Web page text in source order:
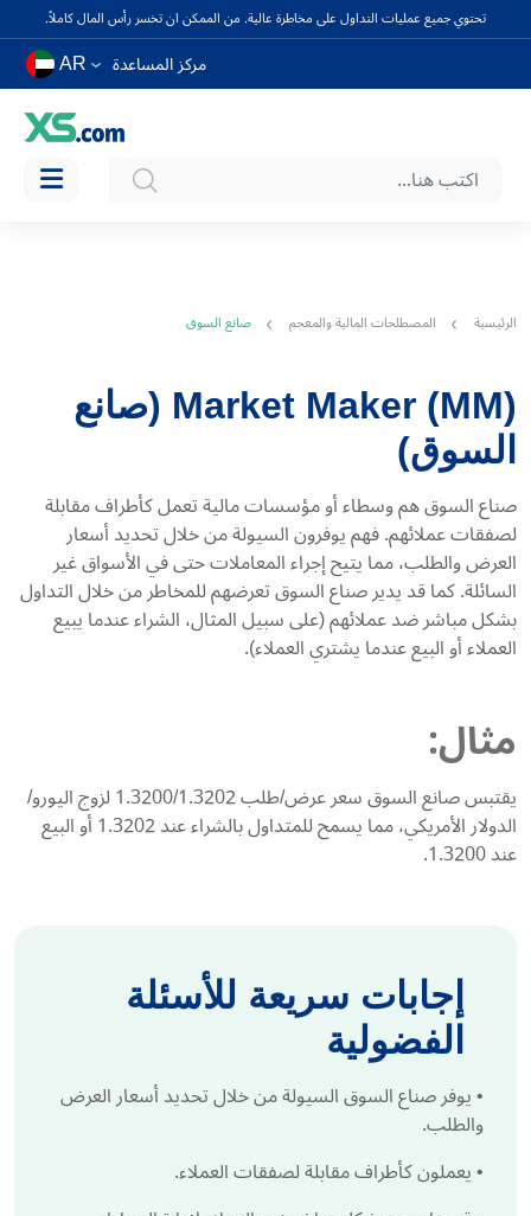
تحتوي جميع عمليات التداول على مخاطرة عالية. من الممكن ان تخسر رأس المال كاملاً.
مركز المساعدة AR
الرئيسية المصطلحات المالية والمعجم صانع السوق
Market Maker (MM) (صانع
السوق)
صناع السوق هم وسطاء أو مؤسسات مالية تعمل كأطراف مقابلة
لصفقات عملائهم. فهم يوفرون السيولة من خلال تحديد أسعار
العرض والطلب، مما يتيح إجراء المعاملات حتى في الأسواق غير
السائلة. كما قد يدير صناع السوق تعرضهم للمخاطر من خلال التداول
بشكل مباشر ضد عملائهم (على سبيل المثال، الشراء عندما يبيع
العملاء أو البيع عندما يشتري العملاء).
مثال:
يقتبس صانع السوق سعر عرض/طلب 1.3200/1.3202 لزوج اليورو/
الدولار الأمريكي، مما يسمح للمتداول بالشراء عند 1.3202 أو البيع
عند 1.3200.
إجابات سريعة للأسئلة
الفضولية
•يوفر صناع السوق السيولة من خلال تحديد أسعار العرض
والطلب.
•يعملون كأطراف مقابلة لصفقات العملاء.